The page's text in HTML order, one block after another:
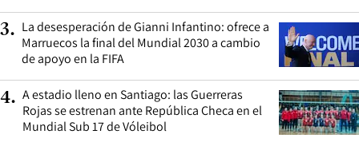
3. La desesperación de Gianni Infantino: ofrece a
Marruecos la final del Mundial 2030 a cambio
de apoyo en la FIFA
4. A estadio lleno en Santiago: las Guerreras
Rojas se estrenan ante República Checa en el
Mundial Sub 17 de Vóleibol